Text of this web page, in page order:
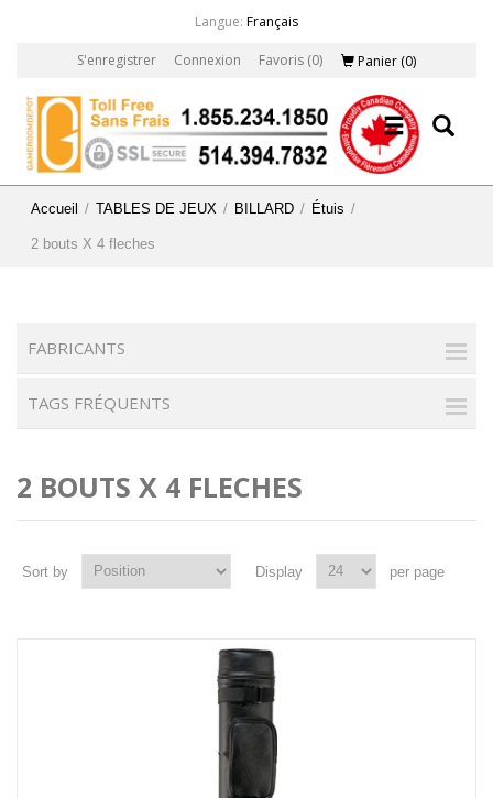
Langue: Français
S'enregistrer Connexion Favoris (0) Panier (0)
Accueil / TABLES DE JEUX / BILLARD / Étuis /
2 bouts X 4 fleches
FABRICANTS
TAGS FRÉQUENTS
2 BOUTS X 4 FLECHES
Sort by Display per page